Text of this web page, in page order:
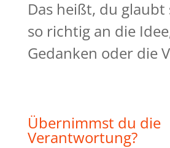
Das heißt, du
so richtig an die
Gedanken oder die
Übernimmst du die
Verantwortung?